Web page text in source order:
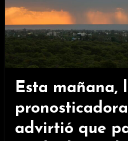
Esta mañana,
advirtió que